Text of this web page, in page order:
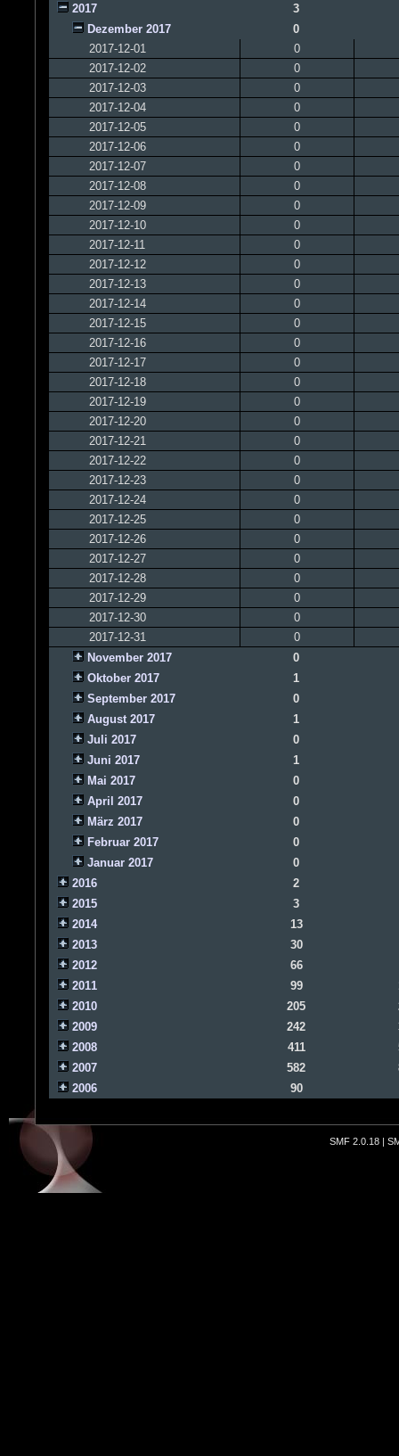
2017
3
Dezember 2017
0
2017-12-01
0
2017-12-02
0
2017-12-03
0
2017-12-04
0
2017-12-05
0
2017-12-06
0
2017-12-07
0
2017-12-08
0
2017-12-09
0
2017-12-10
0
2017-12-11
0
2017-12-12
0
2017-12-13
0
2017-12-14
0
2017-12-15
0
2017-12-16
0
2017-12-17
0
2017-12-18
0
2017-12-19
0
2017-12-20
0
2017-12-21
0
2017-12-22
0
2017-12-23
0
2017-12-24
0
2017-12-25
0
2017-12-26
0
2017-12-27
0
2017-12-28
0
2017-12-29
0
2017-12-30
0
2017-12-31
0
November 2017
0
Oktober 2017
1
September 2017
0
August 2017
1
Juli 2017
0
Juni 2017
1
Mai 2017
0
April 2017
0
März 2017
0
Februar 2017
0
Januar 2017
0
2016
2
2015
3
2014
13
2013
30
2012
66
2011
99
2010
205
2009
242
2008
411
2007
582
2006
90
SMF 2.0.18 |